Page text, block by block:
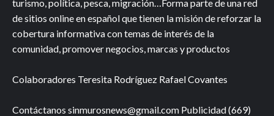
turismo, política, pesca, migración…Forma parte de una red
de sitios online en español que tienen la misión de reforzar la
cobertura informativa con temas de interés de la
comunidad, promover negocios, marcas y productos
Colaboradores Teresita Rodríguez Rafael Covantes
Contáctanos sinmurosnews@gmail.com Publicidad (669)